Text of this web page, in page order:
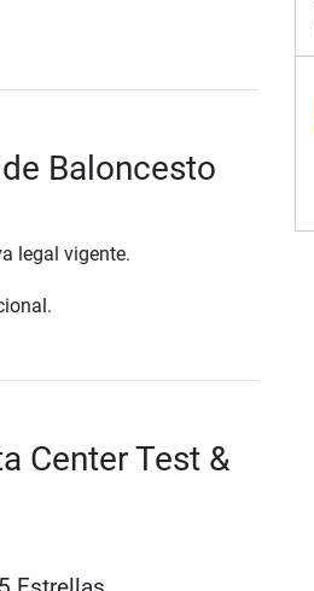
Baloncesto
legal vigente.
Center Test &